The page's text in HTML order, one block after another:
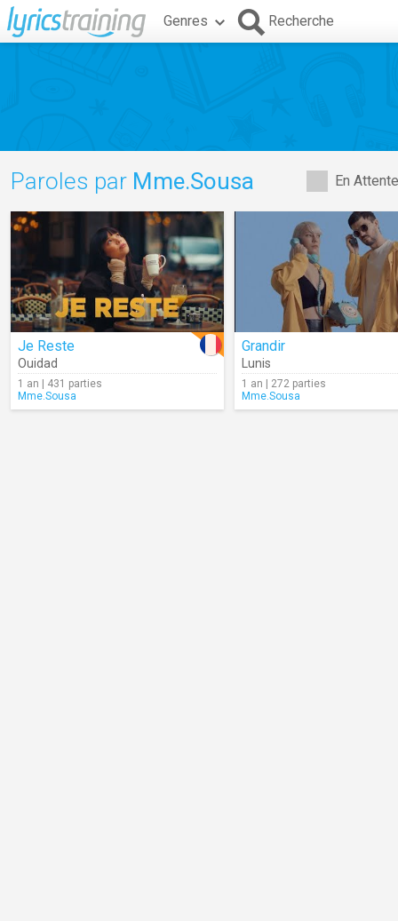
Genres Recherche
En
Paroles par Mme.Sousa
Je Reste
Ouidad
1 an | 431 parties
Mme.Sousa
Grandir
Lunis
1 an | 272 parties
Mme.Sousa